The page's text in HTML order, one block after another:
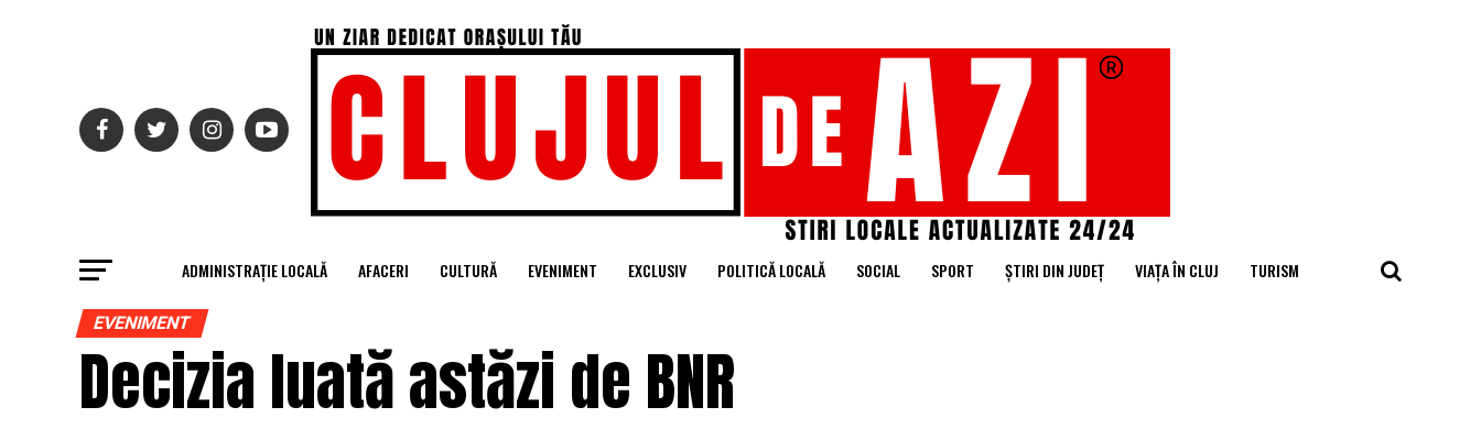
ADMINISTRAȚIE LOCALĂ AFACERI CULTURĂ EVENIMENT EXCLUSIV POLITICĂ LOCALĂ SOCIAL SPORT ȘTIRI DIN JUDEȚ VIAȚA ÎN CLUJ TURISM
EVENIMENT
Decizia luată astăzi de BNR